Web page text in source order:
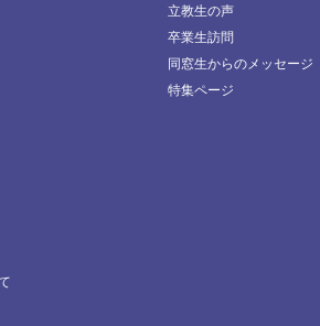
立教生の声
卒業生訪問
同窓生からのメッセージ
特集ページ